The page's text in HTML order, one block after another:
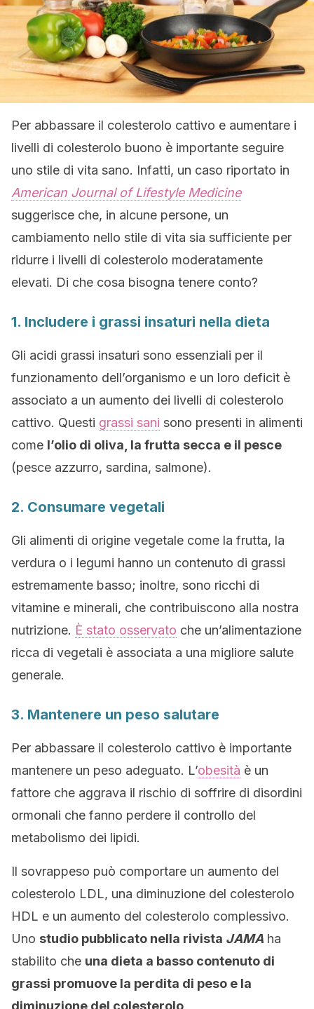
Per abbassare il colesterolo cattivo e aumentare i
livelli di colesterolo buono è importante seguire
uno stile di vita sano. Infatti, un caso riportato in
American Journal of Lifestyle Medicine
suggerisce che, in alcune persone, un
cambiamento nello stile di vita sia sufficiente per
ridurre i livelli di colesterolo moderatamente
elevati. Di che cosa bisogna tenere conto?
1. Includere i grassi insaturi nella dieta
Gli acidi grassi insaturi sono essenziali per il
funzionamento dell’organismo e un loro deficit è
associato a un aumento dei livelli di colesterolo
cattivo. Questi grassi sani sono presenti in alimenti
come l’olio di oliva, la frutta secca e il pesce
(pesce azzurro, sardina, salmone).
2. Consumare vegetali
Gli alimenti di origine vegetale come la frutta, la
verdura o i legumi hanno un contenuto di grassi
estremamente basso; inoltre, sono ricchi di
vitamine e minerali, che contribuiscono alla nostra
nutrizione. È stato osservato che un’alimentazione
ricca di vegetali è associata a una migliore salute
generale.
3. Mantenere un peso salutare
Per abbassare il colesterolo cattivo è importante
mantenere un peso adeguato. L’obesità è un
fattore che aggrava il rischio di soffrire di disordini
ormonali che fanno perdere il controllo del
metabolismo dei lipidi.
Il sovrappeso può comportare un aumento del
colesterolo LDL, una diminuzione del colesterolo
HDL e un aumento del colesterolo complessivo.
Uno studio pubblicato nella rivista JAMA ha
stabilito che una dieta a basso contenuto di
grassi promuove la perdita di peso e la
diminuzione del colesterolo